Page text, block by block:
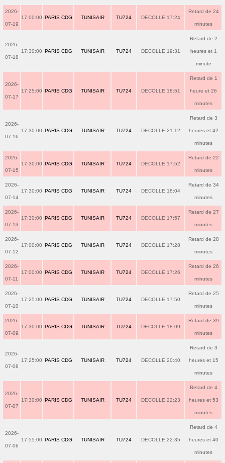
2026-
07-19
17:00:00 PARIS CDG TUNISAIR TU724 DECOLLE 17:24
Retard de 24
minutes
2026-
07-18
17:30:00 PARIS CDG TUNISAIR TU724 DECOLLE 19:31
Retard de 2
heures et 1
minute
2026-
07-17
17:25:00 PARIS CDG TUNISAIR TU724 DECOLLE 18:51
Retard de 1
heure et 26
minutes
2026-
07-16
17:30:00 PARIS CDG TUNISAIR TU724 DECOLLE 21:12
Retard de 3
heures et 42
minutes
2026-
07-15
17:30:00 PARIS CDG TUNISAIR TU724 DECOLLE 17:52
Retard de 22
minutes
2026-
07-14
17:30:00 PARIS CDG TUNISAIR TU724 DECOLLE 18:04
Retard de 34
minutes
2026-
07-13
17:30:00 PARIS CDG TUNISAIR TU724 DECOLLE 17:57
Retard de 27
minutes
2026-
07-12
17:00:00 PARIS CDG TUNISAIR TU724 DECOLLE 17:28
Retard de 28
minutes
2026-
07-11
17:00:00 PARIS CDG TUNISAIR TU724 DECOLLE 17:26
Retard de 26
minutes
2026-
07-10
17:25:00 PARIS CDG TUNISAIR TU724 DECOLLE 17:50
Retard de 25
minutes
2026-
07-09
17:30:00 PARIS CDG TUNISAIR TU724 DECOLLE 18:09
Retard de 39
minutes
2026-
07-08
17:25:00 PARIS CDG TUNISAIR TU724 DECOLLE 20:40
Retard de 3
heures et 15
minutes
2026-
07-07
17:30:00 PARIS CDG TUNISAIR TU724 DECOLLE 22:23
Retard de 4
heures et 53
minutes
2026-
07-06
17:55:00 PARIS CDG TUNISAIR TU724 DECOLLE 22:35
Retard de 4
heures et 40
minutes